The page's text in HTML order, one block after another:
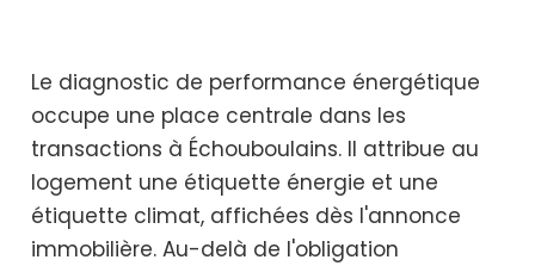
Le diagnostic de performance énergétique
occupe une place centrale dans les
transactions à Échouboulains. Il attribue au
logement une étiquette énergie et une
étiquette climat, affichées dès l'annonce
immobilière. Au-delà de l'obligation